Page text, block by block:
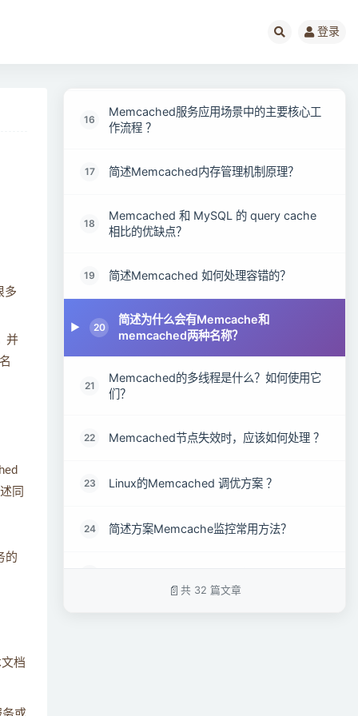
登录
多
并
同
的
档
16
Memcached服务应用场景中的主要核心工
作流程 ？
17 简述Memcached内存管理机制原理？
18
Memcached 和 MySQL 的 query cache
相比的优缺点？
19 简述Memcached 如何处理容错的？
20
简述为什么会有Memcache和
memcached两种名称？
21
Memcached的多线程是什么？如何使用它
们？
22 Memcached节点失效时，应该如何处理 ？
23 Linux的Memcached 调优方案 ？
24 简述方案Memcache监控常用方法？
共 32 篇文章